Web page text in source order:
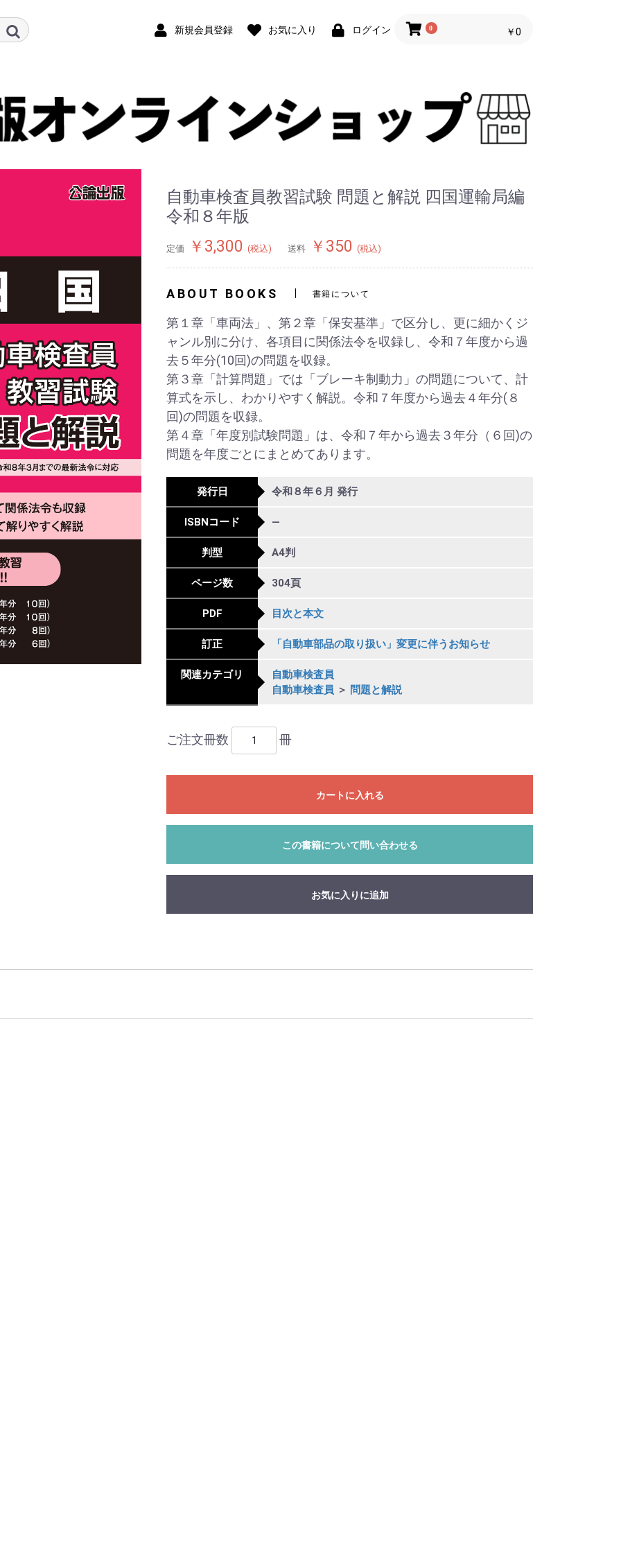
新規会員登録 お気に入り ログイン 0 ￥0
自動車検査員教習試験 問題と解説 四国運輸局編
令和８年版
定価 ￥3,300 (税込) 送料 ￥350 (税込)
ABOUT BOOKS 書籍について
第１章「車両法」、第２章「保安基準」で区分し、更に細かくジ
ャンル別に分け、各項目に関係法令を収録し、令和７年度から過
去５年分(10回)の問題を収録。
第３章「計算問題」では「ブレーキ制動力」の問題について、計
算式を示し、わかりやすく解説。令和７年度から過去４年分(８
回)の問題を収録。
第４章「年度別試験問題」は、令和７年から過去３年分（６回)の
問題を年度ごとにまとめてあります。
発行日 令和８年６月 発行
ISBNコード ―
判型 A4判
ページ数 304頁
PDF 目次と本文
訂正 「自動車部品の取り扱い」変更に伴うお知らせ
関連カテゴリ
自動車検査員
自動車検査員 ＞ 問題と解説
ご注文冊数 冊
カートに入れる
この書籍について問い合わせる
お気に入りに追加